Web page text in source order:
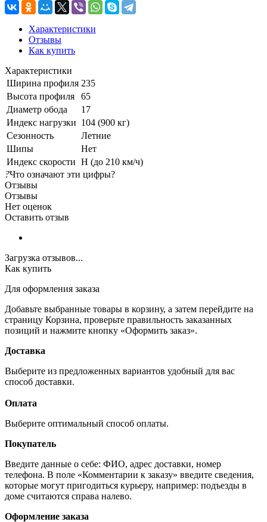
Характеристики
Отзывы
Как купить
Характеристики
Ширина профиля 235
Высота профиля
65
Диаметр обода
17
Индекс нагрузки 104 (900 кг)
Сезонность
Летние
Шипы
Нет
Индекс скорости H (до 210 км/ч)
?Что означают эти цифры?
Отзывы
Отзывы
Нет оценок
Оставить отзыв
Загрузка отзывов...
Как купить
Для оформления заказа
Добавьте выбранные товары в корзину, а затем перейдите на
страницу Корзина, проверьте правильность заказанных
позиций и нажмите кнопку «Оформить заказ».
Доставка
Выберите из предложенных вариантов удобный для вас
способ доставки.
Оплата
Выберите оптимальный способ оплаты.
Покупатель
Введите данные о себе: ФИО, адрес доставки, номер
телефона. В поле «Комментарии к заказу» введите сведения,
которые могут пригодиться курьеру, например: подъезды в
доме считаются справа налево.
Оформление заказа